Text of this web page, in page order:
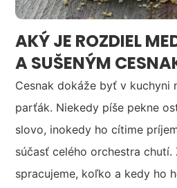
AKÝ JE ROZDIEL
A SUŠENÝM
Cesnak dokáže byť v kuchyni
parťák. Niekedy píše pekne
slovo, inokedy ho cítime
súčasť celého orchestra
spracujeme, koľko a kedy ho